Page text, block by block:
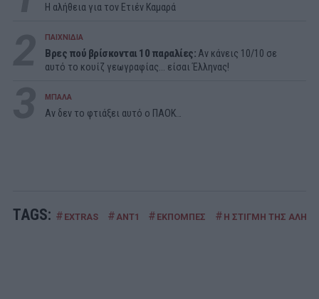
Η αλήθεια για τον Ετιέν Καμαρά
ΠΑΙΧΝΙΔΙΑ
Βρες πού βρίσκονται 10 παραλίες: Αν κάνεις 10/10 σε
αυτό το κουίζ γεωγραφίας... είσαι Έλληνας!
ΜΠΑΛΑ
Αν δεν το φτιάξει αυτό ο ΠΑΟΚ…
TAGS: # EXTRAS # ΑΝΤ1 # ΕΚΠΟΜΠΕΣ # Η ΣΤΙΓΜΗ ΤΗΣ